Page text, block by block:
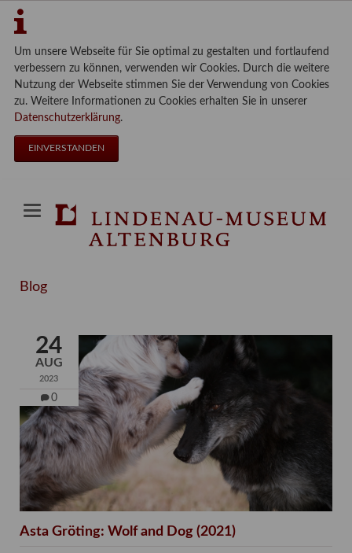
Um unsere Webseite für Sie optimal zu gestalten und fortlaufend
verbessern zu können, verwenden wir Cookies. Durch die weitere
Nutzung der Webseite stimmen Sie der Verwendung von Cookies
zu. Weitere Informationen zu Cookies erhalten Sie in unserer
Datenschutzerklärung.
EINVERSTANDEN
Blog
24
AUG
2023
0
Asta Gröting: Wolf and Dog (2021)